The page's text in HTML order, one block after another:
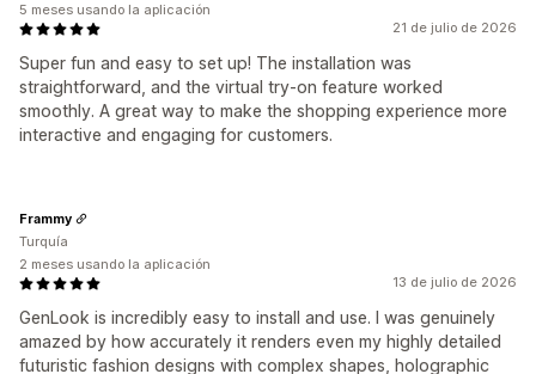
21 de julio de 2026
Super fun and easy to set up! The installation was
straightforward, and the virtual try-on feature worked
smoothly. A great way to make the shopping experience more
interactive and engaging for customers.
5 meses usando la aplicación
13 de julio de 2026
GenLook is incredibly easy to install and use. I was genuinely
amazed by how accurately it renders even my highly detailed
futuristic fashion designs with complex shapes, holographic
Frammy
Turquía
2 meses usando la aplicación